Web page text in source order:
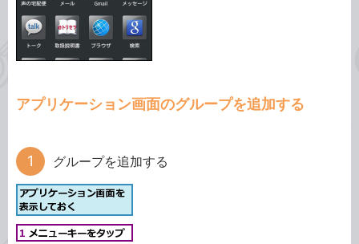
アプリケーション画面のグループを追加する
グループを追加する